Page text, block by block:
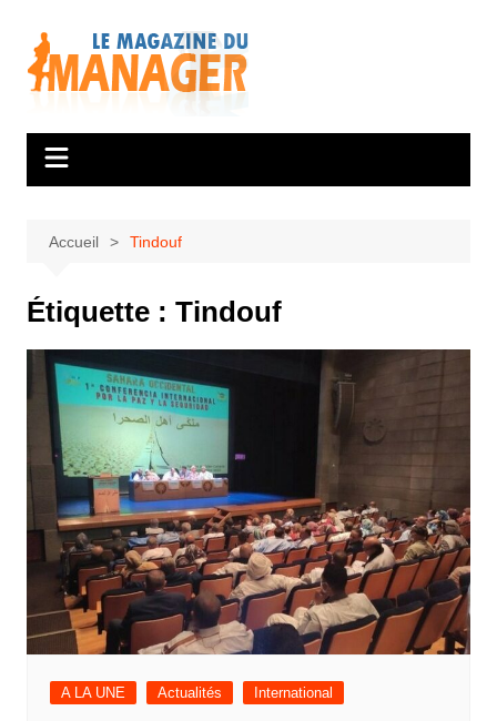
contenu
Accueil Tindouf
Étiquette : Tindouf
A LA UNE Actualités International